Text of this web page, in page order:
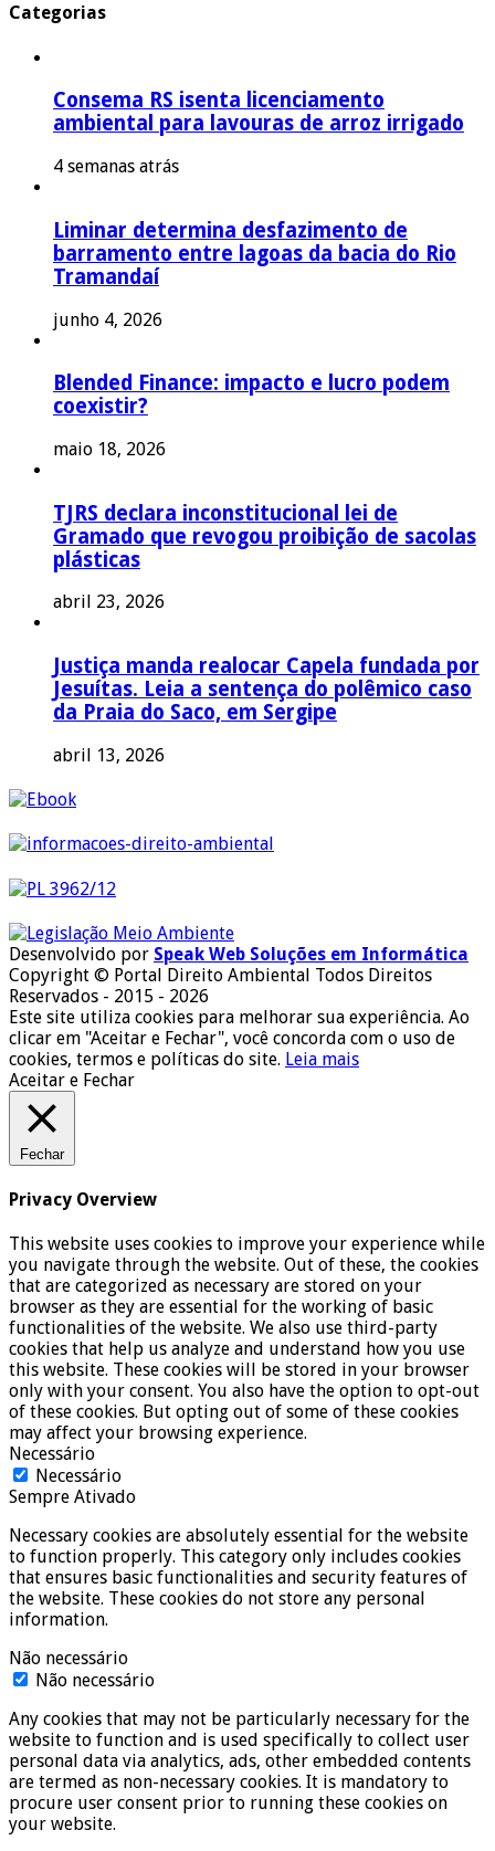
Categorias
Consema RS isenta licenciamento
ambiental para lavouras de arroz irrigado
4 semanas atrás
Liminar determina desfazimento de
barramento entre lagoas da bacia do Rio
Tramandaí
junho 4, 2026
Blended Finance: impacto e lucro podem
coexistir?
maio 18, 2026
TJRS declara inconstitucional lei de
Gramado que revogou proibição de sacolas
plásticas
abril 23, 2026
Justiça manda realocar Capela fundada por
Jesuítas. Leia a sentença do polêmico caso
da Praia do Saco, em Sergipe
abril 13, 2026
Desenvolvido por Speak Web Soluções em Informática
Copyright © Portal Direito Ambiental Todos Direitos
Reservados - 2015 - 2026
Este site utiliza cookies para melhorar sua experiência. Ao
clicar em "Aceitar e Fechar", você concorda com o uso de
cookies, termos e políticas do site. Leia mais
Aceitar e Fechar
Fechar
Privacy Overview
This website uses cookies to improve your experience while
you navigate through the website. Out of these, the cookies
that are categorized as necessary are stored on your
browser as they are essential for the working of basic
functionalities of the website. We also use third-party
cookies that help us analyze and understand how you use
this website. These cookies will be stored in your browser
only with your consent. You also have the option to opt-out
of these cookies. But opting out of some of these cookies
may affect your browsing experience.
Necessário
Necessário
Sempre Ativado
Necessary cookies are absolutely essential for the website
to function properly. This category only includes cookies
that ensures basic functionalities and security features of
the website. These cookies do not store any personal
information.
Não necessário
Não necessário
Any cookies that may not be particularly necessary for the
website to function and is used specifically to collect user
personal data via analytics, ads, other embedded contents
are termed as non-necessary cookies. It is mandatory to
procure user consent prior to running these cookies on
your website.